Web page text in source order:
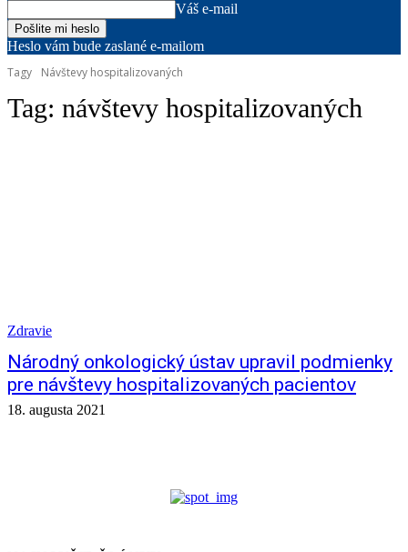
Váš e-mail
Heslo vám bude zaslané e-mailom
Tagy
Návštevy hospitalizovaných
Tag: návštevy hospitalizovaných
Zdravie
Národný onkologický ústav upravil podmienky
pre návštevy hospitalizovaných pacientov
18. augusta 2021